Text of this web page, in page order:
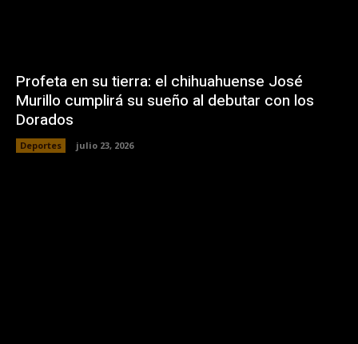
Profeta en su tierra: el chihuahuense José
Murillo cumplirá su sueño al debutar con los
Dorados
Deportes julio 23, 2026